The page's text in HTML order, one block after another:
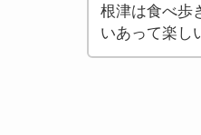
根津は食べ歩
いあって楽し